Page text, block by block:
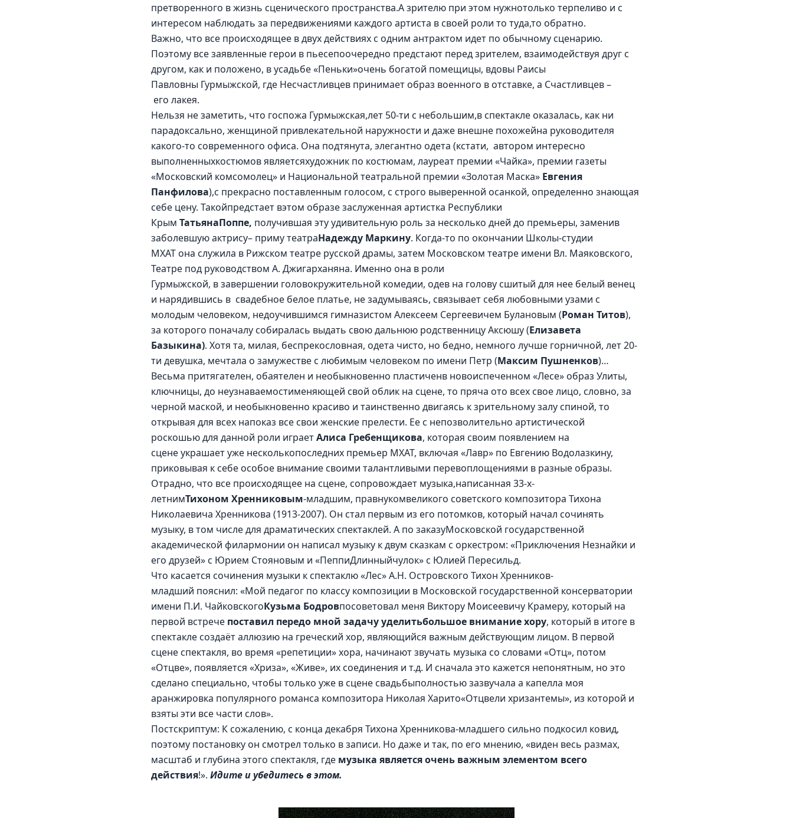
претворенного в жизнь сценического пространства.А зрителю при этом нужнотолько терпеливо и с
интересом наблюдать за передвижениями каждого артиста в своей роли то туда,то обратно.
Важно, что все происходящее в двух действиях с одним антрактом идет по обычному сценарию.
Поэтому все заявленные герои в пьесепоочередно предстают перед зрителем, взаимодействуя друг с
другом, как и положено, в усадьбе «Пеньки»очень богатой помещицы, вдовы Раисы
Павловны Гурмыжской, где Несчастливцев принимает образ военного в отставке, а Счастливцев –
его лакея.
Нельзя не заметить, что госпожа Гурмыжская,лет 50-ти с небольшим,в спектакле оказалась, как ни
парадоксально, женщиной привлекательной наружности и даже внешне похожейна руководителя
какого-то современного офиса. Она подтянута, элегантно одета (кстати,  автором интересно
выполненныхкостюмов являетсяхудожник по костюмам, лауреат премии «Чайка», премии газеты
«Московский комсомолец» и Национальной театральной премии «Золотая Маска» Евгения
Панфилова),с прекрасно поставленным голосом, с строго выверенной осанкой, определенно знающая
себе цену. Такойпредстает вэтом образе заслуженная артистка Республики
Крым ТатьянаПоппе, получившая эту удивительную роль за несколько дней до премьеры, заменив
заболевшую актрису– приму театраНадежду Маркину. Когда-то по окончании Школы-студии
МХАТ она служила в Рижском театре русской драмы, затем Московском театре имени Вл. Маяковского,
Театре под руководством А. Джигарханяна. Именно она в роли
Гурмыжской, в завершении головокружительной комедии, одев на голову сшитый для нее белый венец
и нарядившись в  свадебное белое платье, не задумываясь, связывает себя любовными узами с
молодым человеком, недоучившимся гимназистом Алексеем Сергеевичем Булановым (Роман Титов),
за которого поначалу собиралась выдать свою дальнюю родственницу Аксюшу (Елизавета
Базыкина). Хотя та, милая, беспрекословная, одета чисто, но бедно, немного лучше горничной, лет 20-
ти девушка, мечтала о замужестве с любимым человеком по имени Петр (Максим Пушненков)…
Весьма притягателен, обаятелен и необыкновенно пластиченв новоиспеченном «Лесе» образ Улиты,
ключницы, до неузнаваемостименяющей свой облик на сцене, то пряча ото всех свое лицо, словно, за
черной маской, и необыкновенно красиво и таинственно двигаясь к зрительному залу спиной, то
открывая для всех напоказ все свои женские прелести. Ее с непозволительно артистической
роскошью для данной роли играет Алиса Гребенщикова, которая своим появлением на
сцене украшает уже несколькопоследних премьер МХАТ, включая «Лавр» по Евгению Водолазкину,
приковывая к себе особое внимание своими талантливыми перевоплощениями в разные образы.
Отрадно, что все происходящее на сцене, сопровождает музыка,написанная 33-х-
летнимТихоном Хренниковым-младшим, правнукомвеликого советского композитора Тихона
Николаевича Хренникова (1913-2007). Он стал первым из его потомков, который начал сочинять
музыку, в том числе для драматических спектаклей. А по заказуМосковской государственной
академической филармонии он написал музыку к двум сказкам с оркестром: «Приключения Незнайки и
его друзей» с Юрием Стояновым и «ПеппиДлинныйчулок» с Юлией Пересильд.
Что касается сочинения музыки к спектаклю «Лес» А.Н. Островского Тихон Хренников-
младший пояснил: «Мой педагог по классу композиции в Московской государственной консерватории
имени П.И. ЧайковскогоКузьма Бодровпосоветовал меня Виктору Моисеевичу Крамеру, который на
первой встрече поставил передо мной задачу уделитьбольшое внимание хору, который в итоге в
спектакле создаёт аллюзию на греческий хор, являющийся важным действующим лицом. В первой
сцене спектакля, во время «репетиции» хора, начинают звучать музыка со словами «Отц», потом
«Отцве», появляется «Хриза», «Живе», их соединения и т.д. И сначала это кажется непонятным, но это
сделано специально, чтобы только уже в сцене свадьбыполностью зазвучала а капелла моя
аранжировка популярного романса композитора Николая Харито«Отцвели хризантемы», из которой и
взяты эти все части слов».
Постскриптум: К сожалению, с конца декабря Тихона Хренникова-младшего сильно подкосил ковид,
поэтому постановку он смотрел только в записи. Но даже и так, по его мнению, «виден весь размах,
масштаб и глубина этого спектакля, где музыка является очень важным элементом всего
действия!». Идите и убедитесь в этом.